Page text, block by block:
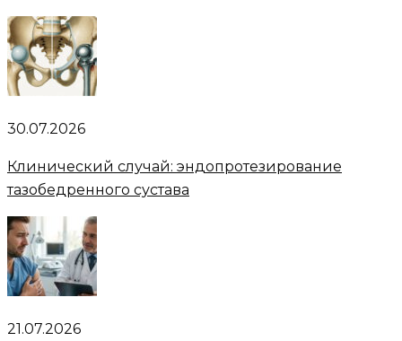
30.07.2026
Клинический случай: эндопротезирование
тазобедренного сустава
21.07.2026